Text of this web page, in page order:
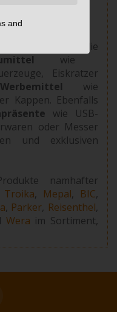
umfasst die
wie
Eiskratzer
wie
Kappen. Ebenfalls
wie USB-
oder Messer
und exklusiven
namhafter
Troika, Mepal, BIC,
, Parker, Reisenthel,
Wera im Sortiment,
and